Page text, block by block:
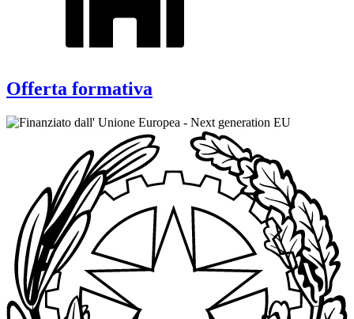
Offerta formativa